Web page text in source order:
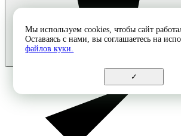
Мы используем cookies, чтобы сайт
Оставаясь с нами, вы соглашаетесь на
файлов куки.
✓